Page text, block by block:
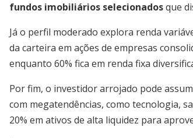
fundos imobiliários selecionadosque
Já o perfil moderado explora renda
da carteira em ações de empresas
enquanto 60% fica em renda fixa
Por fim, o investidor arrojado pode
com megatendências, como tecnologia,
20% em ativos de alta liquidez para